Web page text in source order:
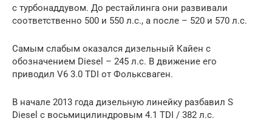
с турбонаддувом. До рестайлинга они развивали
соответственно 500 и 550 л.с., а после – 520 и 570 л.с.
Самым слабым оказался дизельный Кайен с
обозначением Diesel – 245 л.с. В движение его
приводил V6 3.0 TDI от Фольксваген.
В начале 2013 года дизельную линейку разбавил S
Diesel с восьмицилиндровым 4.1 TDI / 382 л.с.